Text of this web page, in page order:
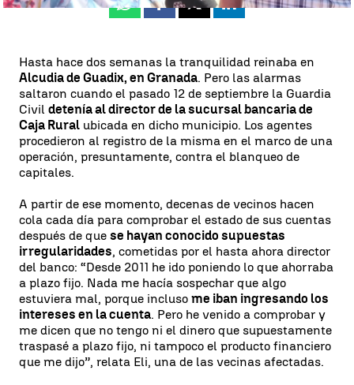
WhatsappFacebook
X Linkedin
Hasta hace dos semanas la tranquilidad reinaba en
Alcudia de Guadix, en Granada. Pero las alarmas
saltaron cuando el pasado 12 de septiembre la Guardia
Civil detenía al director de la sucursal bancaria de
Caja Rural ubicada en dicho municipio. Los agentes
procedieron al registro de la misma en el marco de una
operación, presuntamente, contra el blanqueo de
capitales.
A partir de ese momento, decenas de vecinos hacen
cola cada día para comprobar el estado de sus cuentas
después de que se hayan conocido supuestas
irregularidades, cometidas por el hasta ahora director
del banco: “Desde 2011 he ido poniendo lo que ahorraba
a plazo fijo. Nada me hacía sospechar que algo
estuviera mal, porque incluso me iban ingresando los
intereses en la cuenta. Pero he venido a comprobar y
me dicen que no tengo ni el dinero que supuestamente
traspasé a plazo fijo, ni tampoco el producto financiero
que me dijo”, relata Eli, una de las vecinas afectadas.